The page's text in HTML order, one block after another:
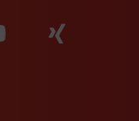
Facebook
Zu